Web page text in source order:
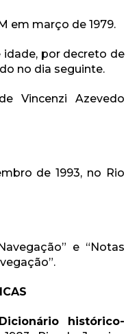
em março de 1979.
por decreto de
no dia seguinte.
Vincenzi Azevedo
de 1993, no Rio
e “Notas
Dicionário histórico-